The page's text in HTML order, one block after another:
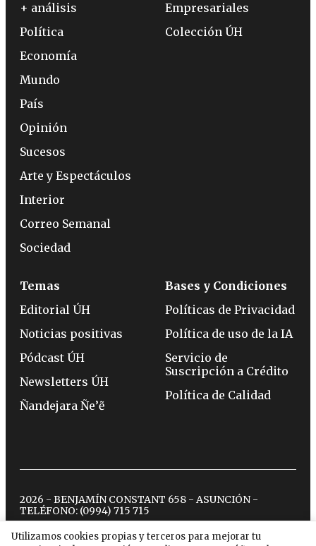
Utilizamos cookies propias y terceros para mejorar tu
+ análisis
Política
Economía
Mundo
País
Opinión
Sucesos
Arte y Espectáculos
Interior
Correo Semanal
Sociedad
Empresariales
Colección ÚH
Temas
Editorial ÚH
Noticias positivas
Pódcast ÚH
Newsletters ÚH
Ñandejara Ñe’ẽ
Bases y Condiciones
Políticas de Privacidad
Política de uso de la IA
Servicio de
Suscripción a Crédito
Política de Calidad
2026 - BENJAMÍN CONSTANT 658 - ASUNCIÓN -
TELÉFONO: (0994) 715 715